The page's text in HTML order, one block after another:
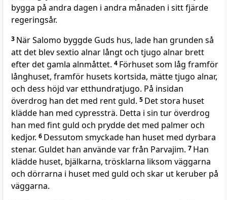
bygga på andra dagen i andra månaden i sitt fjärde
regeringsår.
3 När Salomo byggde Guds hus, lade han grunden så
att det blev sextio alnar långt och tjugo alnar brett
efter det gamla alnmåttet. 4 Förhuset som låg framför
långhuset, framför husets kortsida, mätte tjugo alnar,
och dess höjd var etthundratjugo. På insidan
överdrog han det med rent guld. 5 Det stora huset
klädde han med cypressträ. Detta i sin tur överdrog
han med fint guld och prydde det med palmer och
kedjor. 6 Dessutom smyckade han huset med dyrbara
stenar. Guldet han använde var från Parvajim. 7 Han
klädde huset, bjälkarna, trösklarna liksom väggarna
och dörrarna i huset med guld och skar ut keruber på
väggarna.